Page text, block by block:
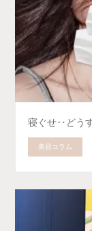
寝ぐせ‥どう
美容コラム